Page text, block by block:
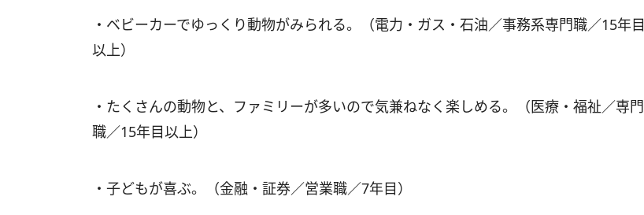
・ベビーカーでゆっくり動物がみられる。（電力・ガス・石油／事務系専門職／15年目
以上）
・たくさんの動物と、ファミリーが多いので気兼ねなく楽しめる。（医療・福祉／専門
職／15年目以上）
・子どもが喜ぶ。（金融・証券／営業職／7年目）